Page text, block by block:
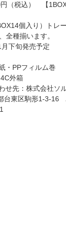
（税込） 【
個入り）トレ
全種揃います。
下旬発売予定
・PPフィルム巻
外箱
せ先：株式会社ソ
台東区駒形1-3-16